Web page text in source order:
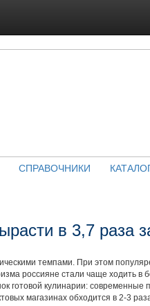
СПРАВОЧНИКИ
в 3,7 раза
темпами. При этом
россияне стали чаще ходить в
готовой кулинарии: современные
магазинах обходится в 2-3